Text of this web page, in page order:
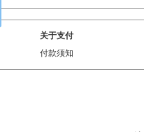
关于支付
付款须知